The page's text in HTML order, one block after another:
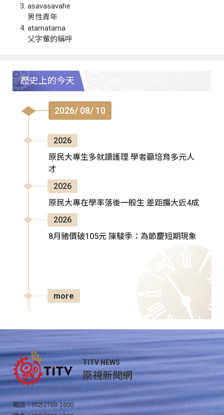
asavasavahe
男性青年
atamatama
父字輩的稱呼
歷史上的今天
2026/ 08/ 10
2026
原民大專生多就讀護理 學者籲培育多元人
才
2026
原民大專在學率落後一般生 差距擴大近4成
2026
8月豬價破105元 陳駿季：為節慶短期現象
more
TITV NEWS
原視新聞網
電話：(02)2788-1600